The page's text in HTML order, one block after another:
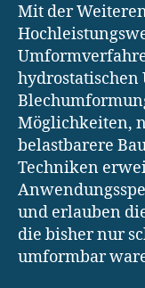
Mit der
Möglichkeiten,
belastbarere
Techniken
und erlauben
die bisher nur
umformbar